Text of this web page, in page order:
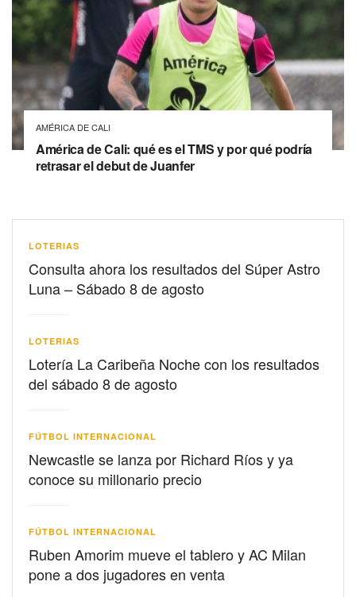
AMÉRICA DE CALI
América de Cali: qué es el TMS y por qué podría
retrasar el debut de Juanfer
LOTERIAS
Consulta ahora los resultados del Súper Astro
Luna – Sábado 8 de agosto
LOTERIAS
Lotería La Caribeña Noche con los resultados
del sábado 8 de agosto
FÚTBOL INTERNACIONAL
Newcastle se lanza por Richard Ríos y ya
conoce su millonario precio
FÚTBOL INTERNACIONAL
Ruben Amorim mueve el tablero y AC Milan
pone a dos jugadores en venta